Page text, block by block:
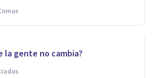
la gente no cambia?